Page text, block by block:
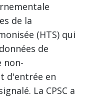
de la
(HTS) qui
de
non-
d'entrée en
La CPSC a